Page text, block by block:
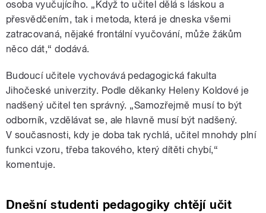
osoba vyučujícího. „Když to učitel dělá s láskou a
přesvědčením, tak i metoda, která je dneska všemi
zatracovaná, nějaké frontální vyučování, může žákům
něco dát,“ dodává.
Budoucí učitele vychovává pedagogická fakulta
Jihočeské univerzity. Podle děkanky Heleny Koldové je
nadšený učitel ten správný. „Samozřejmě musí to být
odborník, vzdělávat se, ale hlavně musí být nadšený.
V současnosti, kdy je doba tak rychlá, učitel mnohdy plní
funkci vzoru, třeba takového, který dítěti chybí,“
komentuje.
Dnešní studenti pedagogiky chtějí učit